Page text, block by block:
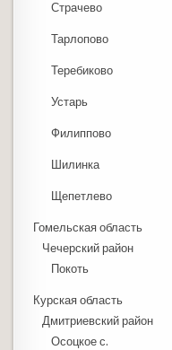
Страчево
Тарлопово
Теребиково
Устарь
Филиппово
Шилинка
Щепетлево
Гомельская область
Чечерский район
Покоть
Курская область
Дмитриевский район
Осоцкое с.